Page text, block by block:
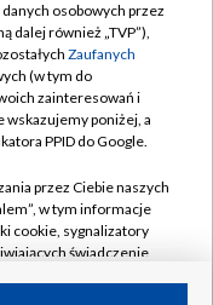
osobowych przez
dalej również „TVP”),
Zaufanych
(w tym do
zainteresowań i
wskazujemy poniżej, a
PPID do Google.
przez Ciebie naszych
w tym informacje
cookie, sygnalizatory
świadczenie